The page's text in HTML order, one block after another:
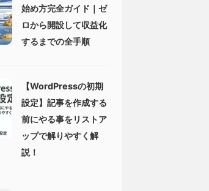
始め方完全ガイド｜ゼ
ロから開設して収益化
するまでの全手順
【WordPressの初期
設定】記事を作成する
前にやる事をリストア
ップで解りやすく解
説！